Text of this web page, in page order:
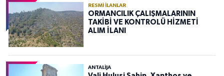
RESMI İLANLAR
ORMANCILIK ÇALIŞMALARININ
TAKİBİ VE KONTROLÜ HİZMETİ
ALIM İLANI
ANTALIJA